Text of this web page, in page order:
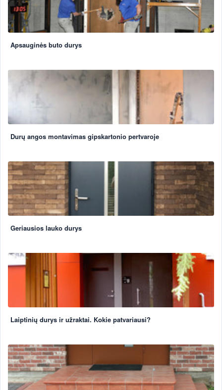
Apsauginės buto durys
Durų angos montavimas gipskartonio pertvaroje
Geriausios lauko durys
Laiptinių durys ir užraktai. Kokie patvariausi?